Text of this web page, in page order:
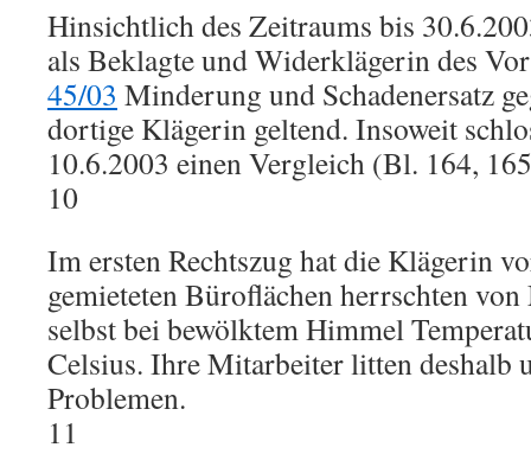
Hinsichtlich des Zeitraums bis
als Beklagte und Widerklägerin des
45/03 Minderung und Schadenersatz
dortige Klägerin geltend. Insoweit
10.6.2003 einen Vergleich (Bl. 164,
10
Im ersten Rechtszug hat die Klägerin
gemieteten Büroflächen herrschten
selbst bei bewölktem Himmel
Celsius. Ihre Mitarbeiter litten deshalb
Problemen.
11